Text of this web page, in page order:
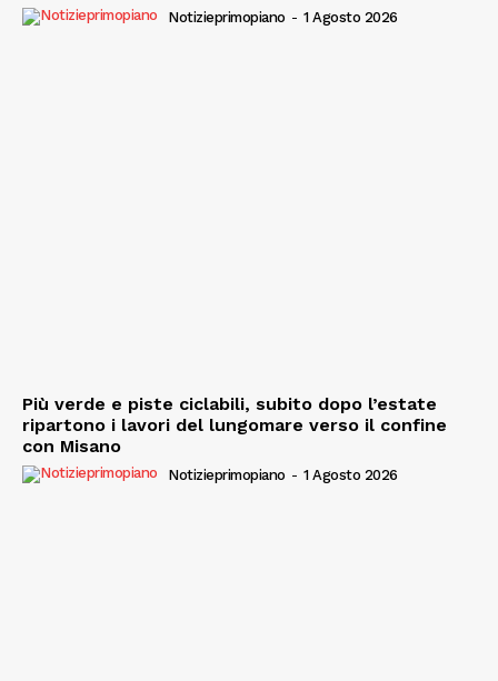
Notizieprimopiano - 1 Agosto 2026
Più verde e piste ciclabili, subito dopo l’estate
ripartono i lavori del lungomare verso il confine
con Misano
Notizieprimopiano - 1 Agosto 2026